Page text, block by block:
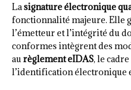
Lasignature électronique
fonctionnalité majeure. Elle
l’émetteur et l’intégrité du
conformes intègrent des
aurèglement eIDAS, le
l’identification électronique